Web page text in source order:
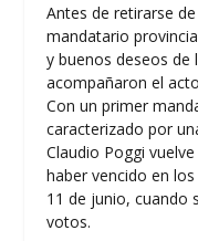
Antes de retirarse
mandatario
y buenos deseos de
acompañaron el
Con un primer
caracterizado por
Claudio Poggi
haber vencido en
11 de junio, cuando
votos.